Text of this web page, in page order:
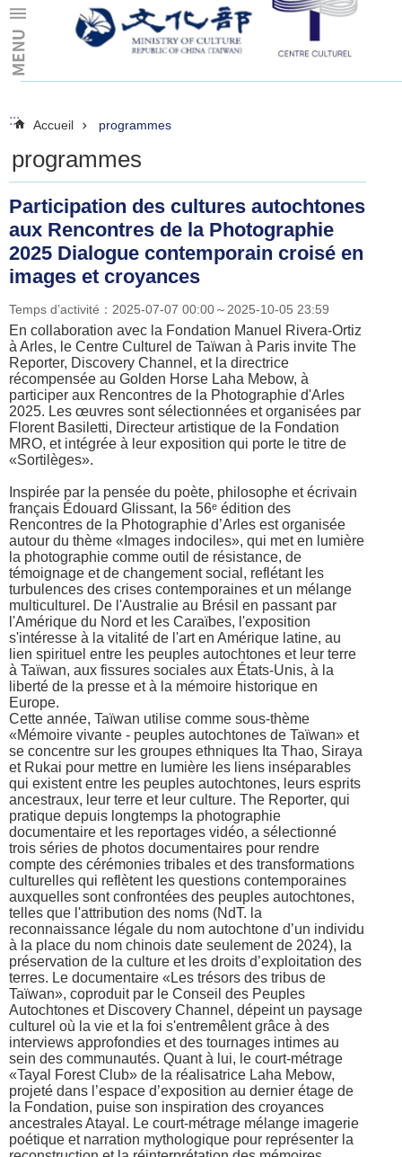
Skip to main content
:::
::: Accueil programmes
programmes
Participation des cultures autochtones
aux Rencontres de la Photographie
2025 Dialogue contemporain croisé en
images et croyances
Temps d’activité：2025-07-07 00:00～2025-10-05 23:59
En collaboration avec la Fondation Manuel Rivera-Ortiz
à Arles, le Centre Culturel de Taïwan à Paris invite The
Reporter, Discovery Channel, et la directrice
récompensée au Golden Horse Laha Mebow, à
participer aux Rencontres de la Photographie d'Arles
2025. Les œuvres sont sélectionnées et organisées par
Florent Basiletti, Directeur artistique de la Fondation
MRO, et intégrée à leur exposition qui porte le titre de
«Sortilèges».
Inspirée par la pensée du poète, philosophe et écrivain
français Édouard Glissant, la 56ᵉ édition des
Rencontres de la Photographie d’Arles est organisée
autour du thème «Images indociles», qui met en lumière
la photographie comme outil de résistance, de
témoignage et de changement social, reflétant les
turbulences des crises contemporaines et un mélange
multiculturel. De l'Australie au Brésil en passant par
l'Amérique du Nord et les Caraïbes, l'exposition
s'intéresse à la vitalité de l'art en Amérique latine, au
lien spirituel entre les peuples autochtones et leur terre
à Taïwan, aux fissures sociales aux États-Unis, à la
liberté de la presse et à la mémoire historique en
Europe.
Cette année, Taïwan utilise comme sous-thème
«Mémoire vivante - peuples autochtones de Taïwan» et
se concentre sur les groupes ethniques Ita Thao, Siraya
et Rukai pour mettre en lumière les liens inséparables
qui existent entre les peuples autochtones, leurs esprits
ancestraux, leur terre et leur culture. The Reporter, qui
pratique depuis longtemps la photographie
documentaire et les reportages vidéo, a sélectionné
trois séries de photos documentaires pour rendre
compte des cérémonies tribales et des transformations
culturelles qui reflètent les questions contemporaines
auxquelles sont confrontées des peuples autochtones,
telles que l'attribution des noms (NdT. la
reconnaissance légale du nom autochtone d’un individu
à la place du nom chinois date seulement de 2024), la
préservation de la culture et les droits d’exploitation des
terres. Le documentaire «Les trésors des tribus de
Taïwan», coproduit par le Conseil des Peuples
Autochtones et Discovery Channel, dépeint un paysage
culturel où la vie et la foi s'entremêlent grâce à des
interviews approfondies et des tournages intimes au
sein des communautés. Quant à lui, le court-métrage
«Tayal Forest Club» de la réalisatrice Laha Mebow,
projeté dans l’espace d’exposition au dernier étage de
la Fondation, puise son inspiration des croyances
ancestrales Atayal. Le court-métrage mélange imagerie
poétique et narration mythologique pour représenter la